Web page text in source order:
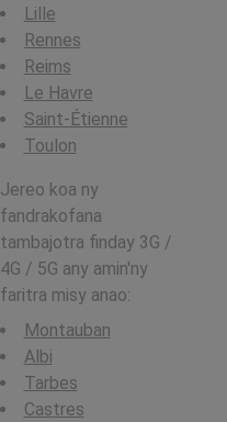
Lille
Rennes
Reims
Le Havre
Saint-Étienne
Toulon
Jereo koa ny
fandrakofana
tambajotra finday 3G /
4G / 5G any amin'ny
faritra misy anao:
Montauban
Albi
Tarbes
Castres